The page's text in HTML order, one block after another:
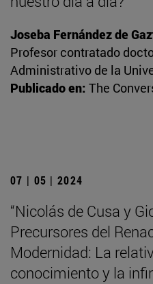
Joseba Fernández de
Profesor contratado
Administrativo de la
Publicado en: The
07 | 05 | 2024
“Nicolás de Cusa y
Precursores del
Modernidad: La
conocimiento y la